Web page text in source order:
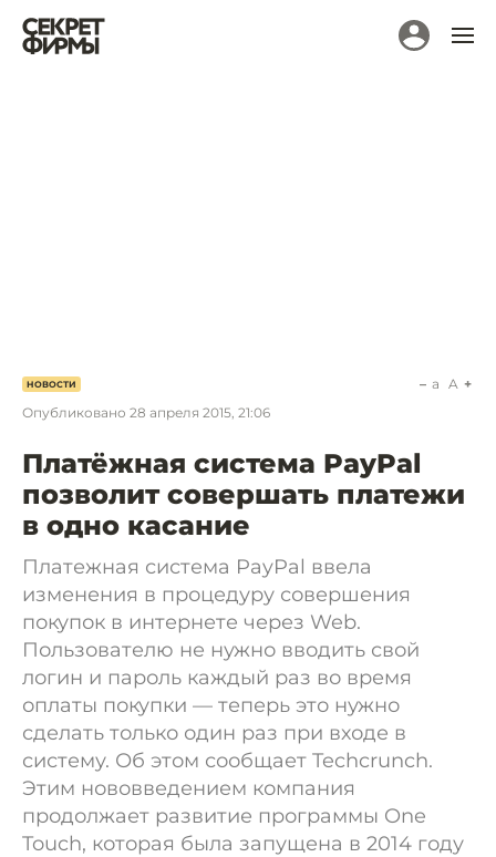
НОВОСТИ
Опубликовано 28 апреля 2015, 21:06
a A
Платёжная система PayPal
позволит совершать платежи
в одно касание
Платежная система PayPal ввела
изменения в процедуру совершения
покупок в интернете через Web.
Пользователю не нужно вводить свой
логин и пароль каждый раз во время
оплаты покупки — теперь это нужно
сделать только один раз при входе в
систему. Об этом сообщает Techcrunch.
Этим нововведением компания
продолжает развитие программы One
Touch, которая была запущена в 2014 году